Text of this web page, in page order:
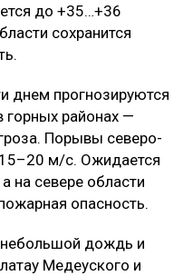
до +35…+36
сохранится
днем прогнозируются
районах —
Порывы северо-
15–20 м/с. Ожидается
на севере области
опасность.
дождь и
Медеуского и